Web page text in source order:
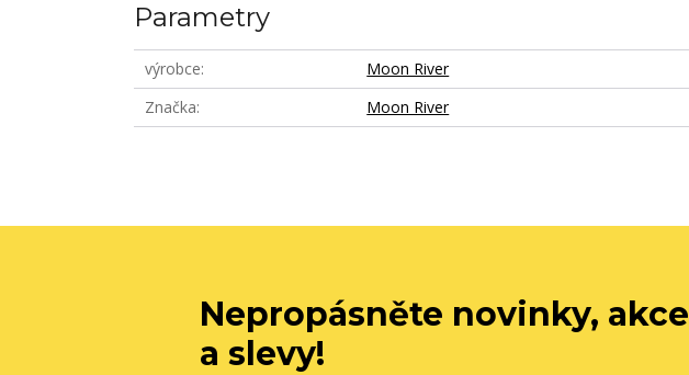
Parametry
výrobce
Moon River
Značka
Moon River
Nepropásněte novinky, akce
a slevy!